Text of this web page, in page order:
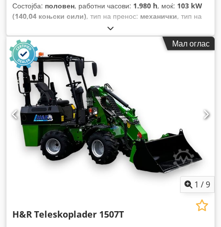
Состојба: половен, работни часови: 1.980 h, моќ: 103 kW
(140,04 коњски сили), тип на пренос: механички, тип на
, прва регистрација:
вкупна тежина:10.450 кг, пробег:1.980 км, празна тежина:
6.900 кг
3.550 кг,
суспензија:друго, број на седишта:
клима уред, погон на сите тркала
Мал оглас
1 /9
H&RTeleskoplader 1507T